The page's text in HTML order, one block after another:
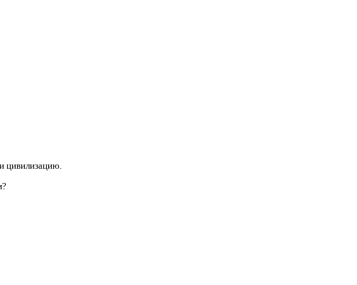
цивилизацию.